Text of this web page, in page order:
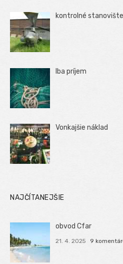
kontrolné stanovište
Iba príjem
Vonkajšie náklad
NAJČÍTANEJŠIE
obvod Cfar
21. 4. 2025 9